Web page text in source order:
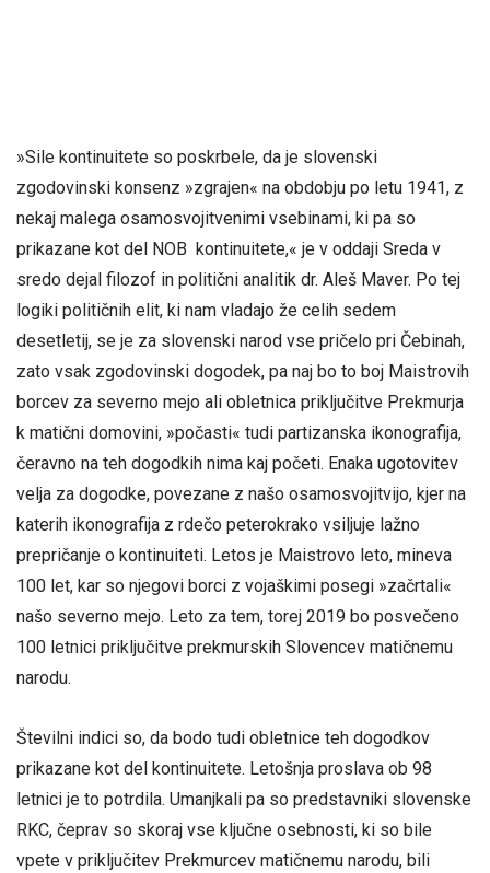
»Sile kontinuitete so poskrbele, da je slovenski
zgodovinski konsenz »zgrajen« na obdobju po letu 1941, z
nekaj malega osamosvojitvenimi vsebinami, ki pa so
prikazane kot del NOB kontinuitete,« je v oddaji Sreda v
sredo dejal filozof in politični analitik dr. Aleš Maver. Po tej
logiki političnih elit, ki nam vladajo že celih sedem
desetletij, se je za slovenski narod vse pričelo pri Čebinah,
zato vsak zgodovinski dogodek, pa naj bo to boj Maistrovih
borcev za severno mejo ali obletnica priključitve Prekmurja
k matični domovini, »počasti« tudi partizanska ikonografija,
čeravno na teh dogodkih nima kaj početi. Enaka ugotovitev
velja za dogodke, povezane z našo osamosvojitvijo, kjer na
katerih ikonografija z rdečo peterokrako vsiljuje lažno
prepričanje o kontinuiteti. Letos je Maistrovo leto, mineva
100 let, kar so njegovi borci z vojaškimi posegi »začrtali«
našo severno mejo. Leto za tem, torej 2019 bo posvečeno
100 letnici priključitve prekmurskih Slovencev matičnemu
narodu.
Številni indici so, da bodo tudi obletnice teh dogodkov
prikazane kot del kontinuitete. Letošnja proslava ob 98
letnici je to potrdila. Umanjkali pa so predstavniki slovenske
RKC, čeprav so skoraj vse ključne osebnosti, ki so bile
vpete v priključitev Prekmurcev matičnemu narodu, bili